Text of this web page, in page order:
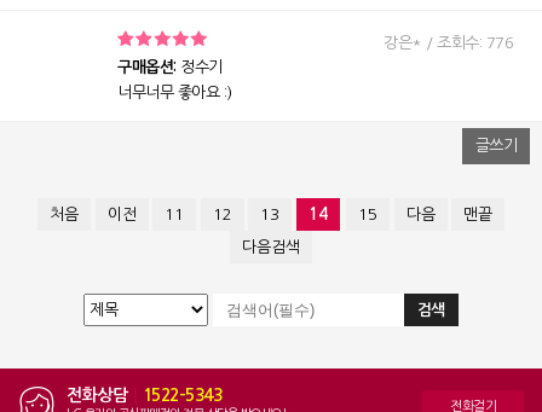
구매옵션: 정수기
너무너무 좋아요 :)
강은* / 조회수: 776
글쓰기
처음 이전 11 12 13 14 15 다음 맨끝
다음검색
전화상담 1522-5343
전화걸기